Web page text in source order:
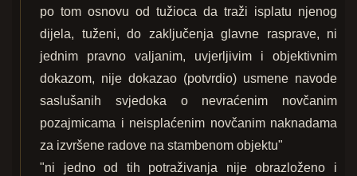
po tom osnovu od tužioca da traži isplatu njenog
dijela, tuženi, do zaključenja glavne rasprave, ni
jednim pravno valjanim, uvjerljivim i objektivnim
dokazom, nije dokazao (potvrdio) usmene navode
saslušanih svjedoka o nevraćenim novčanim
pozajmicama i neisplaćenim novčanim naknadama
za izvršene radove na stambenom objektu"
"ni jedno od tih potraživanja nije obrazloženo i